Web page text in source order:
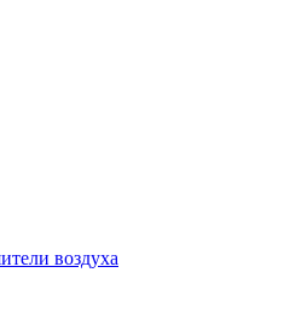
воздуха